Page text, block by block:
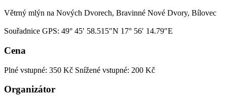
Větrný mlýn na Nových Dvorech, Bravinné Nové Dvory, Bílovec
Souřadnice GPS: 49° 45′ 58.515″N 17° 56′ 14.79″E
Cena
Plné vstupné: 350 Kč Snížené vstupné: 200 Kč
Organizátor